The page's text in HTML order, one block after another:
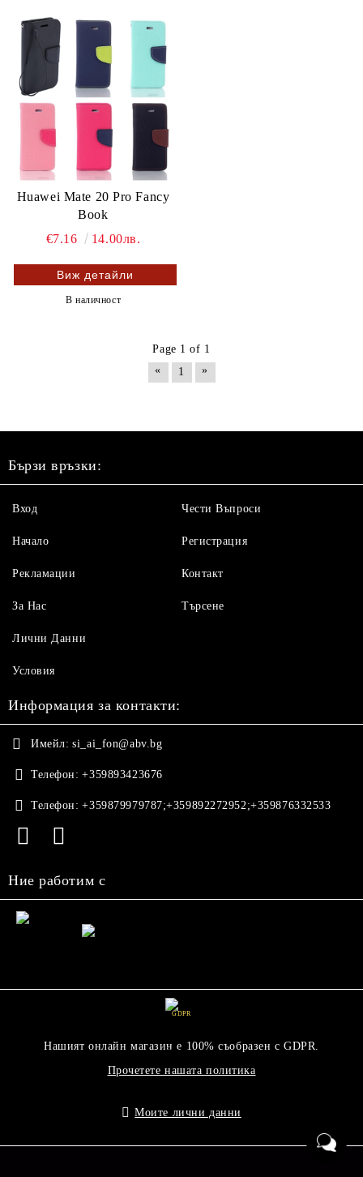
Huawei Mate 20 Pro Fancy
Book
€7.16
14.00лв.
Виж детайли
В наличност
Page 1 of 1
«
1 »
Бързи връзки:
Вход
Начало
Рекламации
За Нас
Чести Въпроси
Регистрация
Контакт
Търсене
Лични Данни
Условия
Информация за контакти:
Имейл: si_ai_fon@abv.bg
Телефон: +359893423676
Телефон: +359879979787;+359892272952;+359876332533
Ние работим с
GDPR
Нашият онлайн магазин е 100% съобразен с GDPR.
Прочетете нашата политика
Моите лични данни